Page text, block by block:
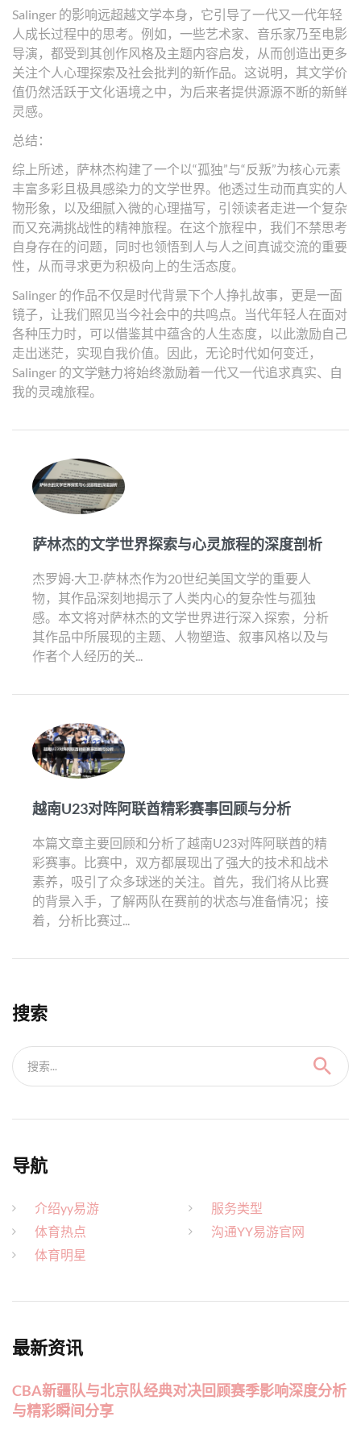
Salinger 的影响远超越文学本身，它引导了一代又一代年轻
人成长过程中的思考。例如，一些艺术家、音乐家乃至电影
导演，都受到其创作风格及主题内容启发，从而创造出更多
关注个人心理探索及社会批判的新作品。这说明，其文学价
值仍然活跃于文化语境之中，为后来者提供源源不断的新鲜
灵感。
总结：
综上所述，萨林杰构建了一个以“孤独”与“反叛”为核心元素
丰富多彩且极具感染力的文学世界。他透过生动而真实的人
物形象，以及细腻入微的心理描写，引领读者走进一个复杂
而又充满挑战性的精神旅程。在这个旅程中，我们不禁思考
自身存在的问题，同时也领悟到人与人之间真诚交流的重要
性，从而寻求更为积极向上的生活态度。
Salinger 的作品不仅是时代背景下个人挣扎故事，更是一面
镜子，让我们照见当今社会中的共鸣点。当代年轻人在面对
各种压力时，可以借鉴其中蕴含的人生态度，以此激励自己
走出迷茫，实现自我价值。因此，无论时代如何变迁，
Salinger 的文学魅力将始终激励着一代又一代追求真实、自
我的灵魂旅程。
萨林杰的文学世界探索与心灵旅程的深度剖析
杰罗姆·大卫·萨林杰作为20世纪美国文学的重要人
物，其作品深刻地揭示了人类内心的复杂性与孤独
感。本文将对萨林杰的文学世界进行深入探索，分析
其作品中所展现的主题、人物塑造、叙事风格以及与
作者个人经历的关...
越南U23对阵阿联酋精彩赛事回顾与分析
本篇文章主要回顾和分析了越南U23对阵阿联酋的精
彩赛事。比赛中，双方都展现出了强大的技术和战术
素养，吸引了众多球迷的关注。首先，我们将从比赛
的背景入手，了解两队在赛前的状态与准备情况；接
着，分析比赛过...
搜索
搜索...
导航
介绍yy易游
体育热点
体育明星
服务类型
沟通YY易游官网
最新资讯
CBA新疆队与北京队经典对决回顾赛季影响深度分析
与精彩瞬间分享